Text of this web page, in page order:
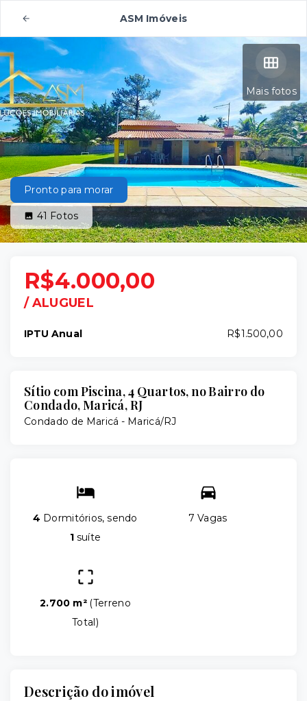
ASM Imóveis
Mais fotos
Pronto para morar
41 Fotos
R$4.000,00
/ALUGUEL
IPTU Anual R$1.500,00
Sítio com Piscina, 4 Quartos, no Bairro do
Condado, Maricá, RJ
Condado de Maricá - Maricá/RJ
4 Dormitórios, sendo
1 suíte
7 Vagas
2.700 m² (Terreno
Total)
Descrição do imóvel